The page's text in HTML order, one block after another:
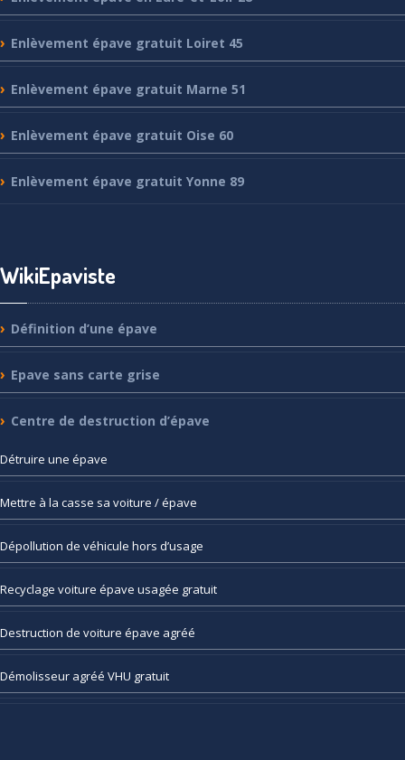
Enlèvement épave gratuit Loiret 45
Enlèvement épave gratuit Marne 51
Enlèvement épave gratuit Oise 60
Enlèvement épave gratuit Yonne 89
WikiEpaviste
Définition d’une épave
Epave sans carte grise
Centre de destruction d’épave
Détruire une épave
Mettre à la casse sa voiture / épave
Dépollution de véhicule hors d’usage
Recyclage voiture épave usagée gratuit
Destruction de voiture épave agréé
Démolisseur agréé VHU gratuit